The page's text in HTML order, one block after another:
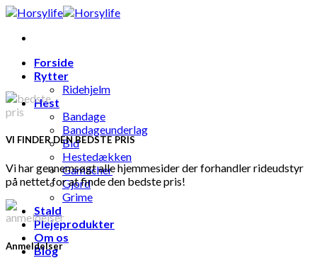
Skip
content
Forside
Rytter
Ridehjelm
Hest
Bandage
Bandageunderlag
Bid
Hestedækken
Gamacher
Gjord
Grime
Stald
Plejeprodukter
Om os
Blog
VI FINDER DEN BEDSTE PRIS
Vi har gennemsøgt alle hjemmesider der forhandler rideudstyr
på nettet for at finde den bedste pris!
Anmeldelser